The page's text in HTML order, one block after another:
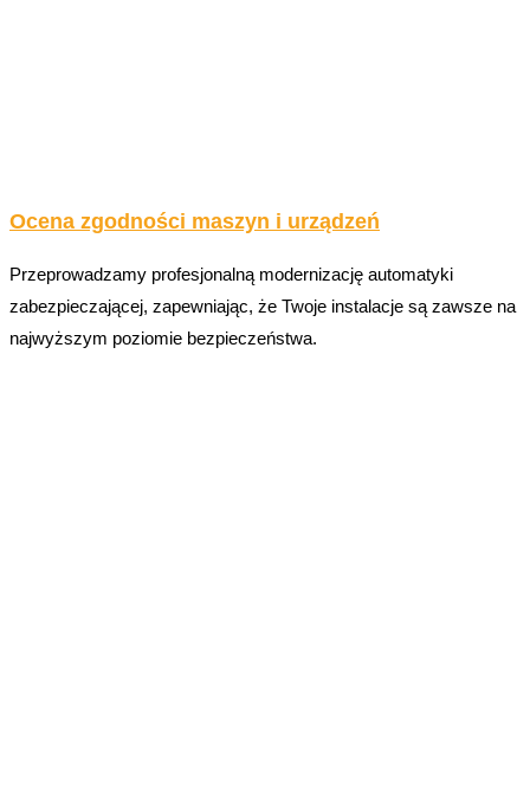
Ocena zgodności maszyn i urządzeń
Przeprowadzamy profesjonalną modernizację automatyki
zabezpieczającej, zapewniając, że Twoje instalacje są zawsze na
najwyższym poziomie bezpieczeństwa.